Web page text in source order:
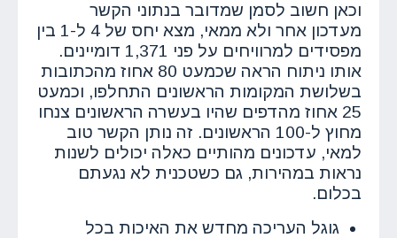
וכאן חשוב לסמן שמדובר בנתוני הקשר
מעדכון אחר ולא ממאי, מצא יחס של 4 ל-1 בין
מפסידים למרוויחים על פני 1,371 דומיינים.
אותו ניתוח הראה שכמעט 80 אחוז מהכתובות
בשלושת המקומות הראשונים התחלפו, וכמעט
25 אחוז מהדפים שהיו בעשרה הראשונים צנחו
מחוץ ל-100 הראשונים. זה נותן הקשר טוב
למאי, עדכונים מהותיים כאלה יכולים לשנות
נראות במהירות, גם כשטכנית לא נגעתם
בכלום.
גוגל העריכה מחדש את האיכות בכל